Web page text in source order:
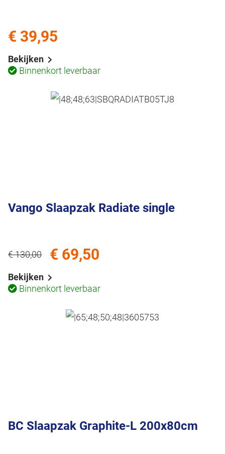
Bekijken
Binnenkort leverbaar
€ 39,95
Vango Slaapzak Radiate single
Bekijken
Binnenkort leverbaar
€ 130,00 € 69,50
BC Slaapzak Graphite-L 200x80cm